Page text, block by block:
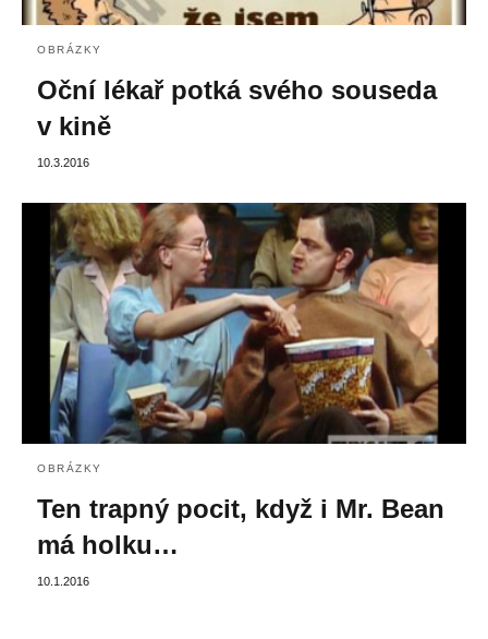
OBRÁZKY
Oční lékař potká svého souseda
v kině
10.3.2016
OBRÁZKY
Ten trapný pocit, když i Mr. Bean
má holku…
10.1.2016